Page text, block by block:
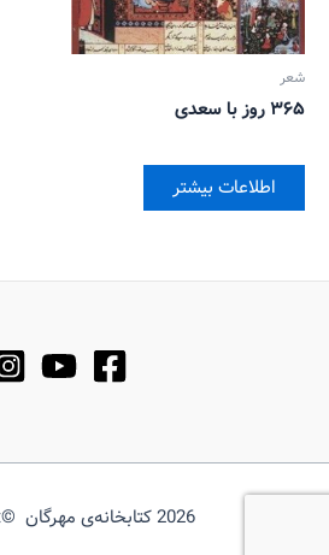
شعر
۳۶۵ روز با سعدی
اطلاعات بیشتر
2026 کتابخانه‌ی مهرگان ©Copyright